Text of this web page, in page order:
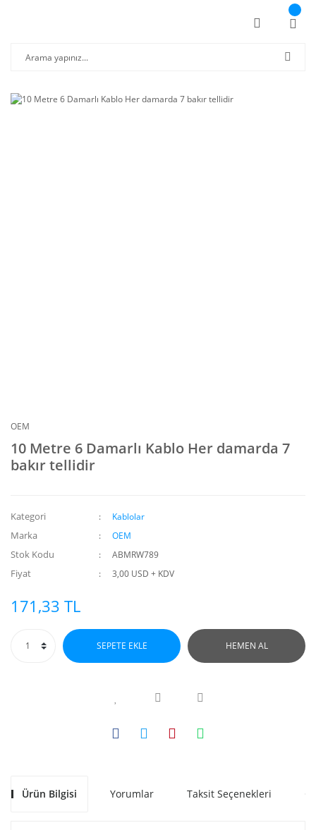
OEM
10 Metre 6 Damarlı Kablo Her damarda 7
bakır tellidir
Kategori Kablolar
Marka OEM
Stok Kodu ABMRW789
Fiyat 3,00 USD + KDV
171,33 TL
SEPETE EKLE HEMEN AL
Ürün Bilgisi Yorumlar Taksit Seçenekleri